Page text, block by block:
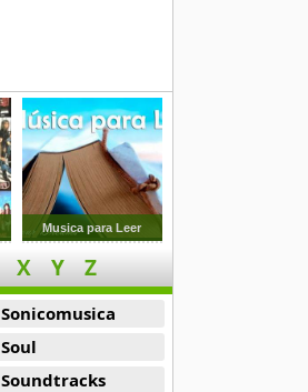
Musica para Leer
X Y Z
Sonicomusica
Soul
Soundtracks